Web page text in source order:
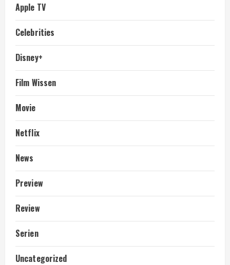
Apple TV
Celebrities
Disney+
Film Wissen
Movie
Netflix
News
Preview
Review
Serien
Uncategorized